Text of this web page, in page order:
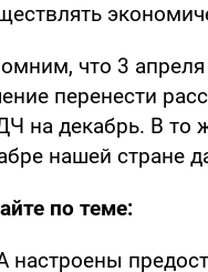
что 3
перенести
на декабрь. В то
нашей стране
по теме:
настроены